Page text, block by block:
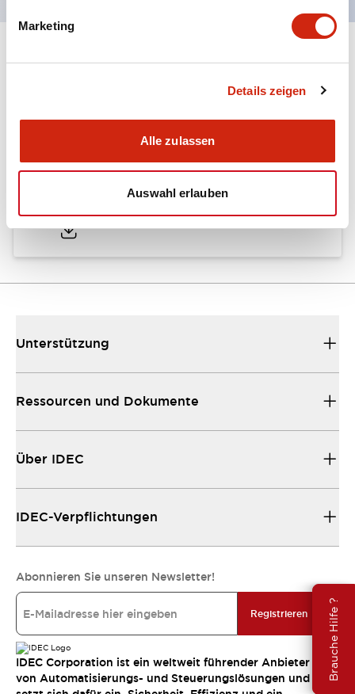
Marketing
Details zeigen
Alle zulassen
Auswahl erlauben
Brauche Hilfe ?
Dokumente und Dateien
Kataloge & Broschüren
Unterstützung
Ressourcen und Dokumente
Über IDEC
IDEC-Verpflichtungen
Abonnieren Sie unseren Newsletter!
Registrieren
IDEC Corporation ist ein weltweit führender Anbieter
von Automatisierungs- und Steuerungslösungen und